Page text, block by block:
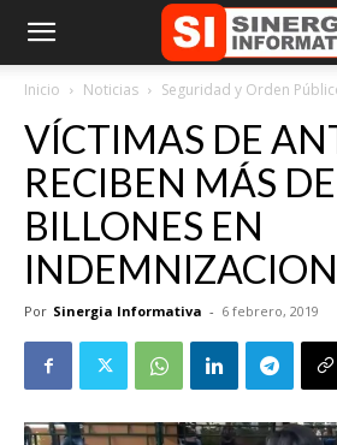
Inicio Noticias Seguridad y Orden
VÍCTIMAS DE
RECIBEN MÁS
BILLONES EN
Por Sinergia Informativa - 6 febrero, 2019